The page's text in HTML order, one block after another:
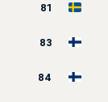
81
83
84